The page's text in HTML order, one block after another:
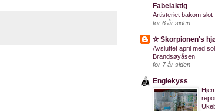
Fabelaktig
Artisteriet bakom
for 6 år siden
✰ Skorpionen's
Avsluttet april med
Brandsøyåsen
for 7 år siden
Englekyss